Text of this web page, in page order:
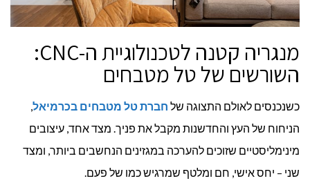
מנגריה קטנה לטכנולוגיית ה-CNC:
השורשים של טל מטבחים
כשנכנסים לאולם התצוגה של חברת טל מטבחים בכרמיאל,
הניחוח של העץ והחדשנות מקבל את פניך. מצד אחד, עיצובים
מינימליסטיים שזוכים להערכה במגזינים הנחשבים ביותר, ומצד
שני – יחס אישי, חם ומלטף שמרגיש כמו של פעם.